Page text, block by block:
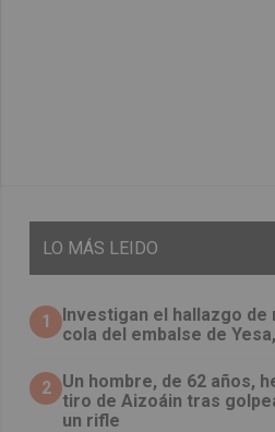
LO MÁS LEIDO
1
Investigan el hallazgo de
cola del embalse de
2 Un hombre, de 62 años,
tiro de Aizoáin tras
un rifle